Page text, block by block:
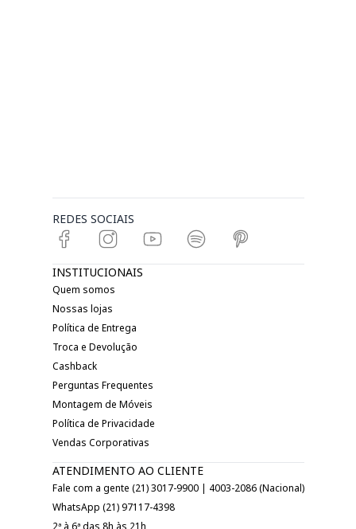
REDES SOCIAIS
INSTITUCIONAIS
Quem somos
Nossas lojas
Política de Entrega
Troca e Devolução
Cashback
Perguntas Frequentes
Montagem de Móveis
Política de Privacidade
Vendas Corporativas
ATENDIMENTO AO CLIENTE
Fale com a gente (21) 3017-9900 | 4003-2086 (Nacional)
WhatsApp (21) 97117-4398
2ª à 6ª das 8h às 21h